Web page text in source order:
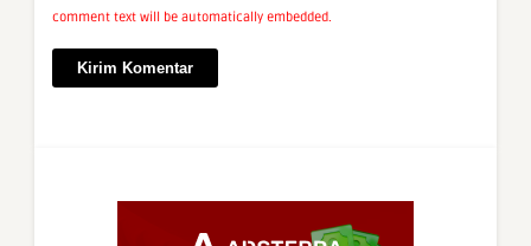
comment text will be automatically embedded.